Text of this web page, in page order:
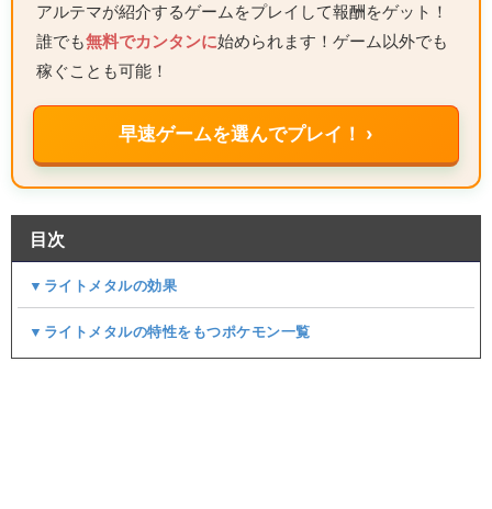
アルテマが紹介するゲームをプレイして報酬をゲット！
誰でも無料でカンタンに始められます！ゲーム以外でも
稼ぐことも可能！
早速ゲームを選んでプレイ！ ›
目次
▼ライトメタルの効果
▼ライトメタルの特性をもつポケモン一覧